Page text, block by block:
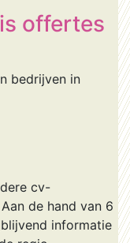
offertes
bedrijven in
cv-
de hand van 6
informatie